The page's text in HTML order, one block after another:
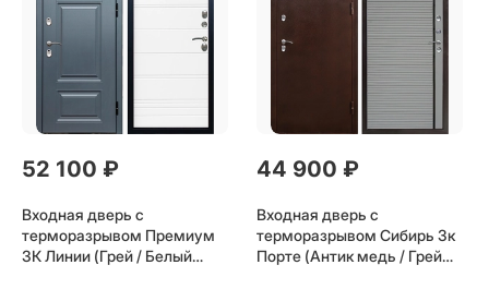
52 100 ₽
Входная дверь с
терморазрывом Премиум
3К Линии (Грей / Белый
44 900 ₽
Входная дверь с
терморазрывом Сибирь 3к
Порте (Антик медь / Грей